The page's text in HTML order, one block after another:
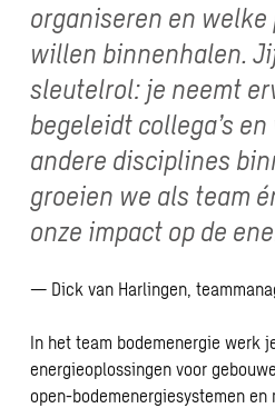
organiseren en
willen binnenhalen.
sleutelrol: je neemt
begeleidt collega’s
andere disciplines
groeien we als team
onze impact op de
— Dick van Harlingen,
In het team bodemenergie werk
energieoplossingen voor
open-bodemenergiesystemen en